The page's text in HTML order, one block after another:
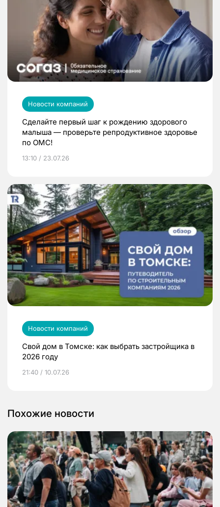
Новости компаний
Сделайте первый шаг к рождению здорового
малыша — проверьте репродуктивное здоровье
по ОМС!
13:10 / 23.07.26
Новости компаний
Свой дом в Томске: как выбрать застройщика в
2026 году
21:40 / 10.07.26
Похожие новости